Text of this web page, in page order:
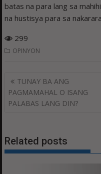
batas na para lang sa
na hustisya para sa
299
OPINYON
Post
navigation
TUNAY BA ANG
PAGMAMAHAL O ISANG
PALABAS LANG DIN?
Related posts